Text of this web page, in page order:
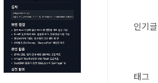
인기글
태그